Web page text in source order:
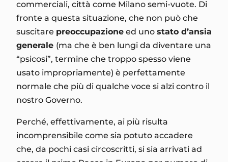
commerciali, città come Milano semi-vuote. Di
fronte a questa situazione, che non può che
suscitare preoccupazione ed uno stato d’ansia
generale (ma che è ben lungi da diventare una
“psicosi”, termine che troppo spesso viene
usato impropriamente) è perfettamente
normale che più di qualche voce si alzi contro il
nostro Governo.
Perché, effettivamente, ai più risulta
incomprensibile come sia potuto accadere
che, da pochi casi circoscritti, si sia arrivati ad